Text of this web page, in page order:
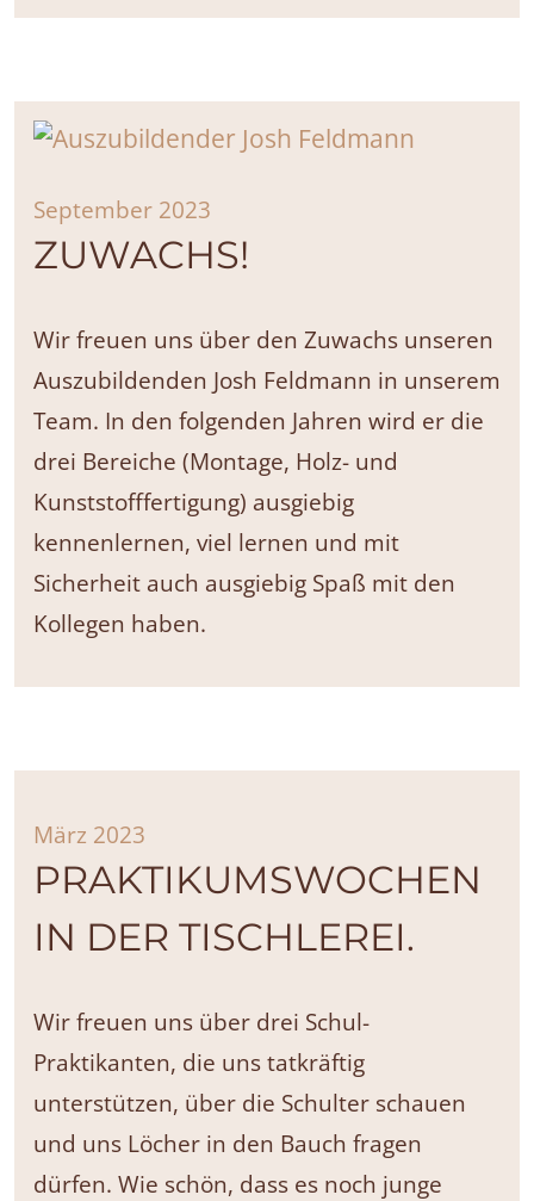
September 2023
ZUWACHS!
Wir freuen uns über den Zuwachs unseren
Auszubildenden Josh Feldmann in unserem
Team. In den folgenden Jahren wird er die
drei Bereiche (Montage, Holz- und
Kunststofffertigung) ausgiebig
kennenlernen, viel lernen und mit
Sicherheit auch ausgiebig Spaß mit den
Kollegen haben.
März 2023
PRAKTIKUMSWOCHEN
IN DER TISCHLEREI.
Wir freuen uns über drei Schul-
Praktikanten, die uns tatkräftig
unterstützen, über die Schulter schauen
und uns Löcher in den Bauch fragen
dürfen. Wie schön, dass es noch junge